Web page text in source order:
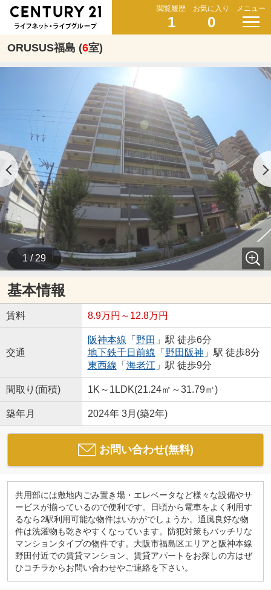
閲覧履歴
1
お気に入り
0
メニュー
ORUSUS福島 (6室)
1 / 29
基本情報
賃料 8.9万円～12.8万円
交通
阪神本線 「 野田 」駅 徒歩6分
地下鉄千日前線 「 野田阪神 」駅 徒歩8分
東西線 「 海老江 」駅 徒歩9分
間取り(面積) 1K～1LDK(21.24㎡～31.79㎡)
築年月 2024年 3月(築2年)
お問い合わせ(無料)
共用部には敷地内ごみ置き場・エレベータなど様々な設備やサ
ービスが揃っているので便利です。日頃から電車をよく利用す
るなら2駅利用可能な物件はいかがでしょうか。通風良好な物
件は洗濯物も乾きやすくなっています。防犯対策もバッチリな
マンションタイプの物件です。大阪市福島区エリアと阪神本線
野田付近での賃貸マンション、賃貸アパートをお探しの方はぜ
ひコチラからお問い合わせやご連絡を下さい。